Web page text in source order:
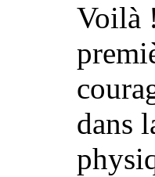
Voilà
dans